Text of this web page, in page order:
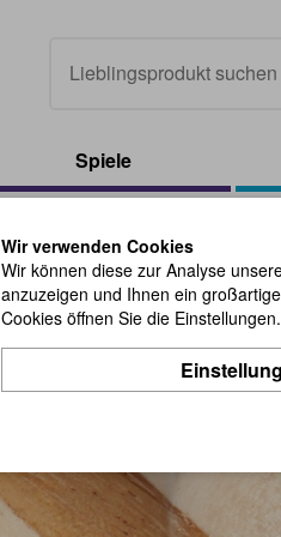
Spiele
Wir verwenden Cookies
Wir können diese zur Analyse
anzuzeigen und Ihnen ein
Cookies öffnen Sie die Einstellungen.